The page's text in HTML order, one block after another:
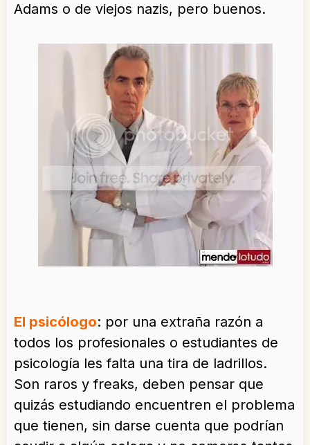
Adams o de viejos nazis, pero buenos.
El psicólogo: por una extraña razón a
todos los profesionales o estudiantes de
psicología les falta una tira de ladrillos.
Son raros y freaks, deben pensar que
quizás estudiando encuentren el problema
que tienen, sin darse cuenta que podrían